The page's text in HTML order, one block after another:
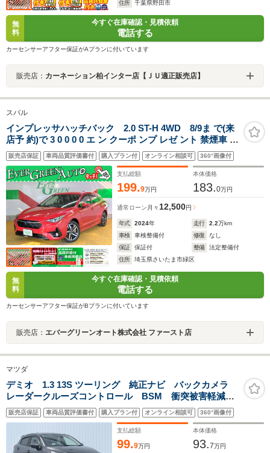
住所 千葉県野田市
無
料
今すぐ在庫確認・見積依頼
電話する
カーセンサーアフター保証がAプランに付いています
販売店： カーネーション柏インター店【ＪＵ適正販売店】
スバル
インプレッサハッチバック 2.0 ST-H 4WD 8/9ま で(来
店予 約)で 3 0 0 0 0 エ ン クーポ ンプ レゼ ント 禁煙車 新
世代アイサイト 全周囲モニター 純正メモリナビ シートヒ
ーター ETC2.0 Bluetooth パワーシート 電動パーキング
アルミペダル LEDライト
販売店保証 車両品質評価書付 購入プラン付 オンライン相談可 360°画像付
支払総額
199.9万円
本体価格
183.0万円
通常ローン 月々12,500円
年式 2024年 走行 2.2万km
車検
車検整備付 修復
なし
保証
保証付 整備
法定整備付
住所
埼玉県さいたま市緑区
無
料
今すぐ在庫確認・見積依頼
電話する
カーセンサーアフター保証がBプランに付いています
販売店： エバーグリーンオート株式会社 ファースト店
マツダ
デミオ 1.3 13S ツーリング 純正ナビ バックカメラ
レーダークルーズコントロール BSM 衝突被害軽減シ
ステム LDA アイドリングストップ コーナーセンサ
ー ETC HUD シートヒーター ステアリングスイッ
チ LEDヘッド
販売店保証 車両品質評価書付 購入プラン付 オンライン相談可 360°画像付
支払総額
99.9万円
本体価格
93.7万円